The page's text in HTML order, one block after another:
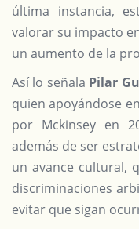
última instancia,
valorar su impacto
un aumento de la
Así lo señala Pilar
quien apoyándose
por Mckinsey en
además de ser
un avance cultural,
discriminaciones
evitar que sigan